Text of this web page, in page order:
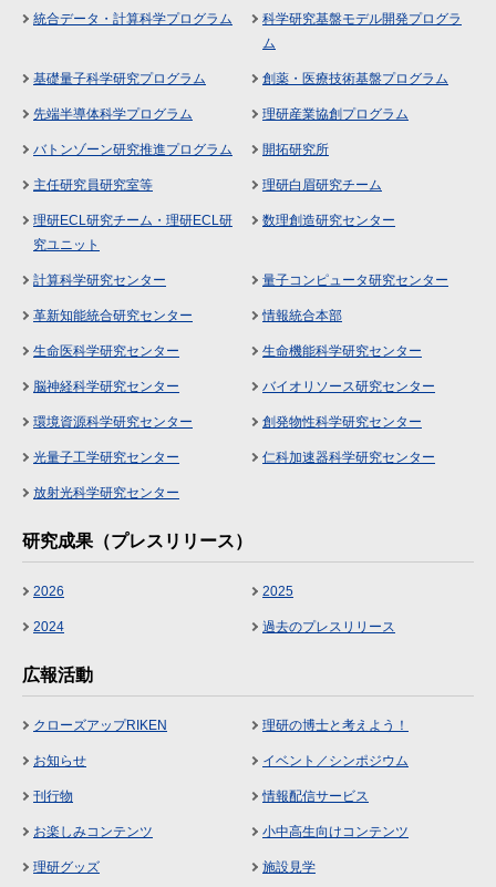
統合データ・計算科学プログラム
科学研究基盤モデル開発プログラ
ム
基礎量子科学研究プログラム 創薬・医療技術基盤プログラム
先端半導体科学プログラム 理研産業協創プログラム
バトンゾーン研究推進プログラム 開拓研究所
主任研究員研究室等 理研白眉研究チーム
理研ECL研究チーム・理研ECL研
究ユニット
数理創造研究センター
計算科学研究センター 量子コンピュータ研究センター
革新知能統合研究センター 情報統合本部
生命医科学研究センター 生命機能科学研究センター
脳神経科学研究センター バイオリソース研究センター
環境資源科学研究センター 創発物性科学研究センター
光量子工学研究センター 仁科加速器科学研究センター
放射光科学研究センター
研究成果（プレスリリース）
2026 2025
2024 過去のプレスリリース
広報活動
クローズアップRIKEN 理研の博士と考えよう！
お知らせ イベント／シンポジウム
刊行物 情報配信サービス
お楽しみコンテンツ 小中高生向けコンテンツ
理研グッズ 施設見学